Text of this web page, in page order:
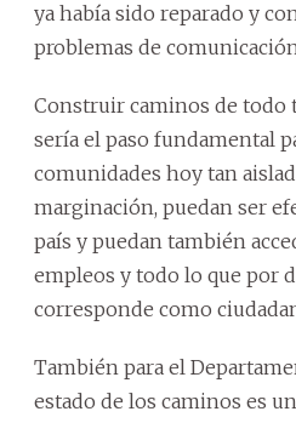
ya había sido reparado y
problemas de
Construir caminos de todo
sería el paso fundamental
comunidades hoy tan
marginación, puedan ser
país y puedan también
empleos y todo lo que por
corresponde como
También para el
estado de los caminos es